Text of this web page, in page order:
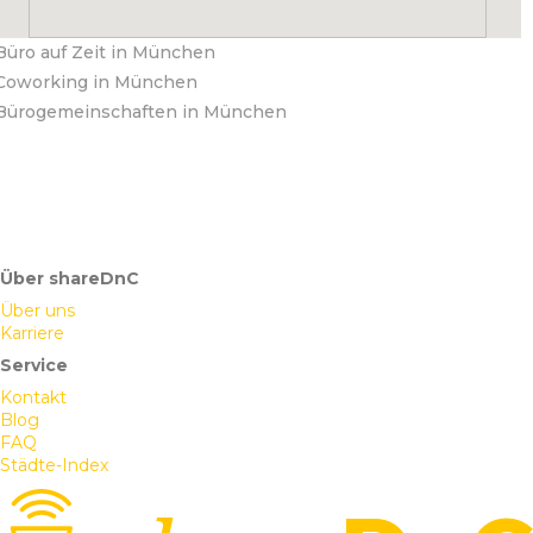
auf Zeit in München
in München
in München
Über shareDnC
Über uns
Karriere
Service
Kontakt
Blog
FAQ
Städte-Index